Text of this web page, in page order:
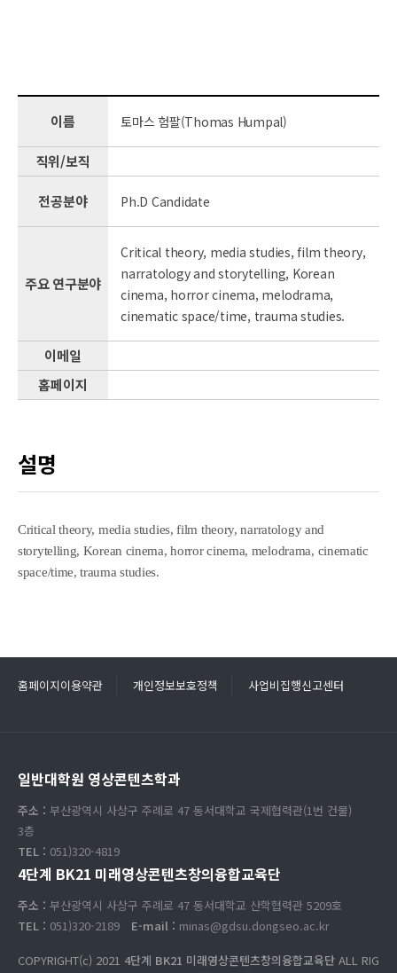
이름 토마스 험팔(Thomas Humpal)
직위/보직
전공분야 Ph.D Candidate
주요 연구분야
Critical theory, media studies, film theory,
narratology and storytelling, Korean
cinema, horror cinema, melodrama,
cinematic space/time, trauma studies.
이메일
홈페이지
설명
Critical theory, media studies, film theory, narratology and
storytelling, Korean cinema, horror cinema, melodrama, cinematic
space/time, trauma studies.
홈페이지이용약관 개인정보보호정책 사업비집행신고센터
일반대학원 영상콘텐츠학과
주소 : 부산광역시 사상구 주례로 47 동서대학교 국제협력관(1번 건물)
3층
TEL : 051)320-4819
4단계 BK21 미래영상콘텐츠창의융합교육단
주소 : 부산광역시 사상구 주례로 47 동서대학교 산학협력관 5209호
TEL : 051)320-2189 E-mail : minas@gdsu.dongseo.ac.kr
COPYRIGHT(c) 2021 4단계 BK21 미래영상콘텐츠창의융합교육단 ALL RIG